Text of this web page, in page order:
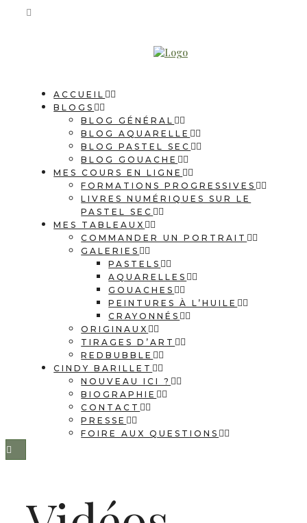
ACCUEIL
BLOGS
BLOG GÉNÉRAL
BLOG AQUARELLE
BLOG PASTEL SEC
BLOG GOUACHE
MES COURS EN LIGNE
FORMATIONS PROGRESSIVES
LIVRES NUMÉRIQUES SUR LE
PASTEL SEC
MES TABLEAUX
COMMANDER UN PORTRAIT
GALERIES
PASTELS
AQUARELLES
GOUACHES
PEINTURES À L’HUILE
CRAYONNÉS
ORIGINAUX
TIRAGES D’ART
REDBUBBLE
CINDY BARILLET
NOUVEAU ICI ?
BIOGRAPHIE
CONTACT
PRESSE
FOIRE AUX QUESTIONS